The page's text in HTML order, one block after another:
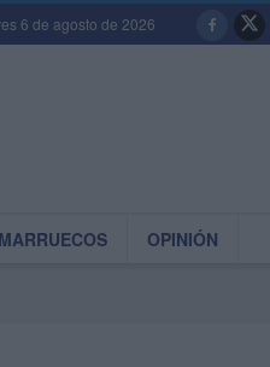
6 de agosto de 2026
MARRUECOS OPINIÓN